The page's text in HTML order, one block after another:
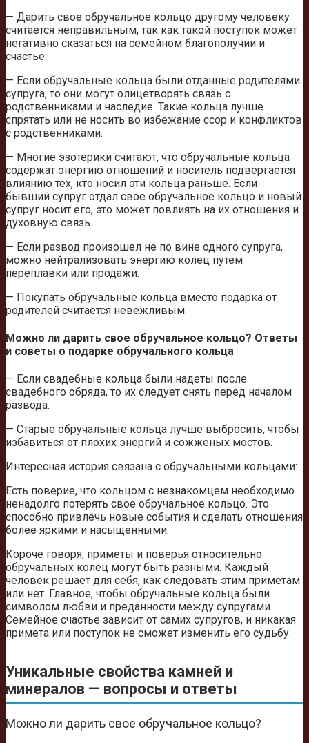
— Дарить свое обручальное кольцо другому человеку
считается неправильным, так как такой поступок может
негативно сказаться на семейном благополучии и
счастье.
— Если обручальные кольца были отданные родителями
супруга, то они могут олицетворять связь с
родственниками и наследие. Такие кольца лучше
спрятать или не носить во избежание ссор и конфликтов
с родственниками.
— Многие эзотерики считают, что обручальные кольца
содержат энергию отношений и носитель подвергается
влиянию тех, кто носил эти кольца раньше. Если
бывший супруг отдал свое обручальное кольцо и новый
супруг носит его, это может повлиять на их отношения и
духовную связь.
— Если развод произошел не по вине одного супруга,
можно нейтрализовать энергию колец путем
переплавки или продажи.
— Покупать обручальные кольца вместо подарка от
родителей считается невежливым.
Можно ли дарить свое обручальное кольцо? Ответы
и советы о подарке обручального кольца
— Если свадебные кольца были надеты после
свадебного обряда, то их следует снять перед началом
развода.
— Старые обручальные кольца лучше выбросить, чтобы
избавиться от плохих энергий и сожженых мостов.
Интересная история связана с обручальными кольцами:
Есть поверие, что кольцом с незнакомцем необходимо
ненадолго потерять свое обручальное кольцо. Это
способно привлечь новые события и сделать отношения
более яркими и насыщенными.
Короче говоря, приметы и поверья относительно
обручальных колец могут быть разными. Каждый
человек решает для себя, как следовать этим приметам
или нет. Главное, чтобы обручальные кольца были
символом любви и преданности между супругами.
Семейное счастье зависит от самих супругов, и никакая
примета или поступок не сможет изменить его судьбу.
Уникальные свойства камней и
минералов — вопросы и ответы
Можно ли дарить свое обручальное кольцо?